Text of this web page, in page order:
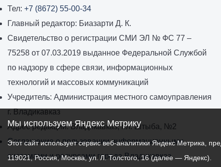
Тел: +7 (8672) 55-00-34
Главный редактор: Биазарти Д. К.
Свидетельство о регистрации СМИ ЭЛ № ФС 77 –
75258 от 07.03.2019 выданное Федеральной Службой
по надзору в сфере связи, информационных
технологий и массовых коммуникаций
Учредитель: Администрация местного самоуправления
г. Владикавказ
Адрес редакции: Владикавказ, пл. Штыба, №2
Соглашение о пользовании информационными
системами и ресурсами города Владикавказ
Мы используем Яндекс Метрику
Этот сайт использует сервис веб-аналитики Яндекс Метрика,
119021, Россия, Москва, ул. Л. Толстого, 16 (далее — Яндекс).